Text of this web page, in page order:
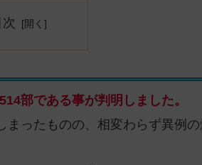
部である事が判明しました。
ったものの、相変わらず異例